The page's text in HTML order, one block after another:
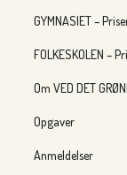
GYMNASIET –
FOLKESKOLEN –
Om VED DET
Opgaver
Anmeldelser